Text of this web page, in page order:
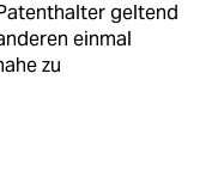
geltend
einmal
zu